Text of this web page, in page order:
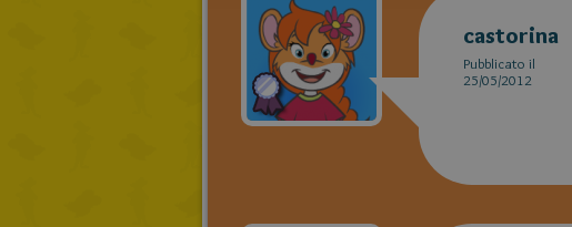
castorina
Pubblicato il
25/05/2012